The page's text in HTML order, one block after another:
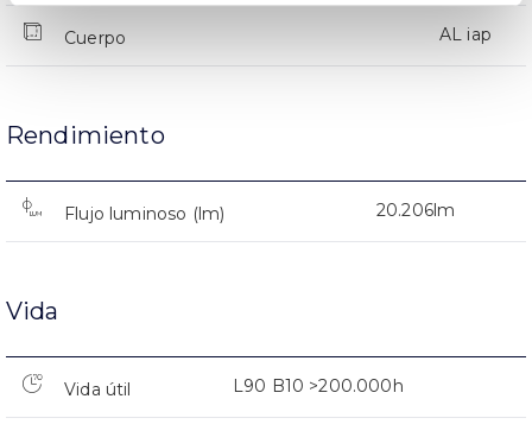
Cuerpo AL iap
Rendimiento
Flujo luminoso (lm) 20.206lm
Vida
Vida útil L90 B10 >200.000h